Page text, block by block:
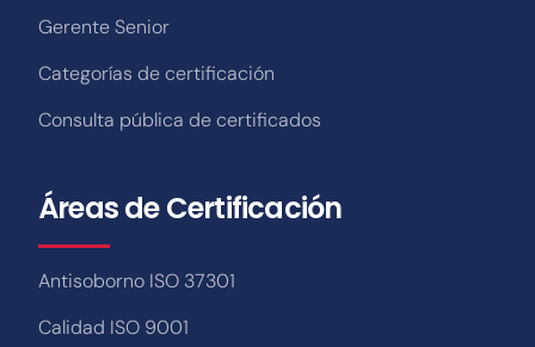
Gerente Senior
Categorías de certificación
Consulta pública de certificados
Áreas de Certificación
Antisoborno ISO 37301
Calidad ISO 9001